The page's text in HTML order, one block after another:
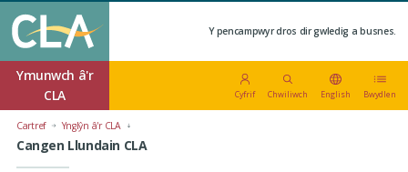
Y pencampwyr dros dir gwledig a busnes.
Ymunwch â'r
CLA
Cyfrif Chwiliwch English Bwydlen
Cartref Ynglŷn â'r CLA
Cangen Llundain CLA